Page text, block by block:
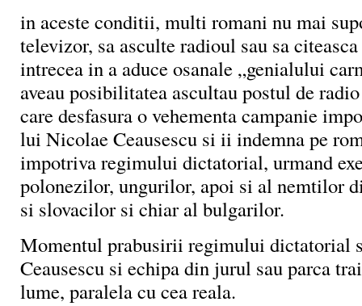
in aceste conditii, multi romani nu mai
televizor, sa asculte radioul sau sa citeasca
intrecea in a aduce osanale „genialului
aveau posibilitatea ascultau postul de
care desfasura o vehementa campanie
lui Nicolae Ceausescu si ii indemna pe
impotriva regimului dictatorial, urmand
polonezilor, ungurilor, apoi si al nemtilor
si slovacilor si chiar al bulgarilor.
Momentul prabusirii regimului dictatorial
Ceausescu si echipa din jurul sau parca
lume, paralela cu cea reala.